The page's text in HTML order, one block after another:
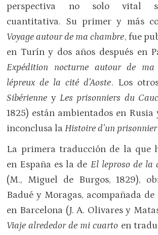
perspectiva no solo vital
cuantitativa. Su primer y más
Voyage autour de ma chambre, fue
en Turín y dos años después en
Expédition nocturne autour de ma
lépreux de la cité d’Aoste. Los
Sibérienne yLes prisonniers du
1825) están ambientados en
inconclusa laHistoire d’un
La primera traducción de la que
en España es la de El leproso de la
(M., Miguel de Burgos, 1829),
Badué y Moragas, acompañada de
en Barcelona (J. A. Olivares y
Viaje alrededor de mi cuarto en